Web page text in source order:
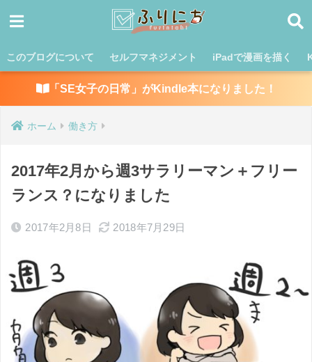
このブログについて セルフマネジメント iPadで漫画を描く
「SE女子の日常」がKindle本になりました！
ホーム 働き方
2017年2月から週3サラリーマン＋フリー
ランス？になりました
2017年2月8日 2018年7月29日